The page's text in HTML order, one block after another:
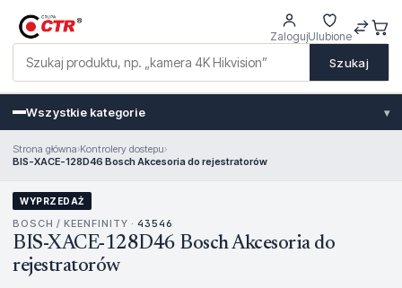
Szukaj
ZalogujUlubione
Wszystkie kategorie ▾
Strona główna›Kontrolery dostepu›
BIS-XACE-128D46 Bosch Akcesoria do rejestratorów
WYPRZEDAŻ
BOSCH / KEENFINITY · 43546
BIS-XACE-128D46 Bosch Akcesoria do
rejestratorów